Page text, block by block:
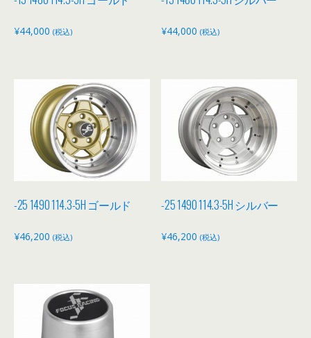
¥44,000 (税込) ¥44,000 (税込)
-25 1490 114.3-5H ゴールド
¥46,200 (税込)
-25 1490 114.3-5H シルバー
¥46,200 (税込)